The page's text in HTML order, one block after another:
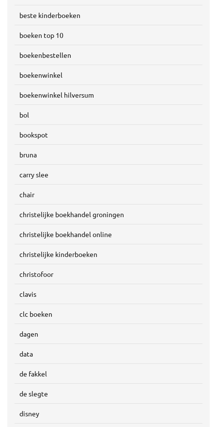
beste kinderboeken
boeken top 10
boekenbestellen
boekenwinkel
boekenwinkel hilversum
bol
bookspot
bruna
carry slee
chair
christelijke boekhandel groningen
christelijke boekhandel online
christelijke kinderboeken
christofoor
clavis
clc boeken
dagen
data
de fakkel
de slegte
disney